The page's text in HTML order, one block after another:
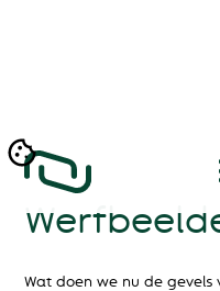
Wat doen we nu de gevels